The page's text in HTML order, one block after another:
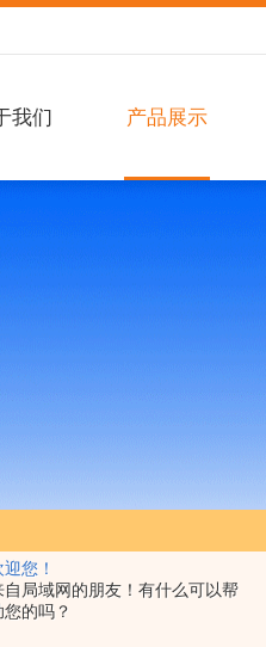
您！
自局域网的朋友！有什么可以帮
您的吗？
我们 产品展示